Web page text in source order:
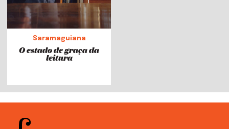
Saramaguiana
O estado de graça da
leitura